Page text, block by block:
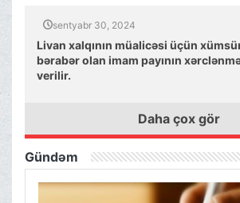
sentyabr 30, 2024
Livan xalqının müalicəsi üçün
bərabər olan imam payının
verilir.
Daha çox gör
Gündəm